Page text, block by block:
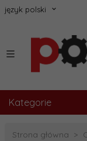
język polski
Kategorie
Strona główna